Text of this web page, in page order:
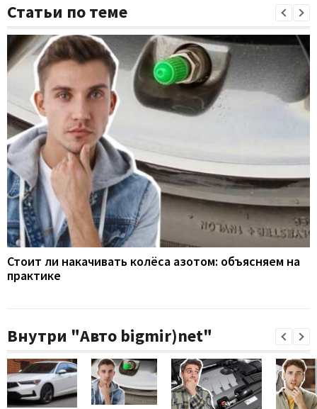
Статьи по теме
Стоит ли накачивать колёса азотом: объясняем на
практике
Внутри "Авто bigmir)net"